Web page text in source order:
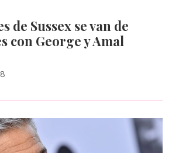
de Sussex se van de
con George y Amal